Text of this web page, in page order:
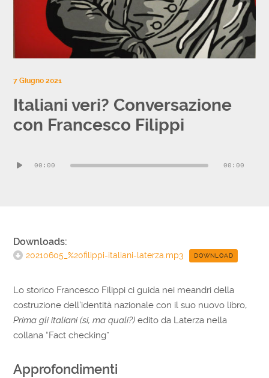
7 Giugno 2021
Italiani veri? Conversazione
con Francesco Filippi
Player00:00 00:00
Downloads:
20210605_%20filippi-italiani-laterza.mp3 DOWNLOAD
Lo storico Francesco Filippi ci guida nei meandri della
costruzione dell’identità nazionale con il suo nuovo libro,
Prima gli italiani (si, ma quali?)edito da Laterza nella
collana “Fact checking”
Approfondimenti